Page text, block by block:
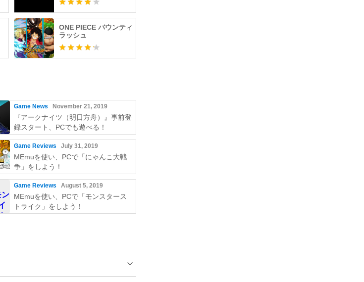
ONE PIECE バウンティ
ラッシュ
Game News November 21, 2019
『アークナイツ（明日方舟）』事前登
録スタート、PCでも遊べる！
Game Reviews July 31, 2019
MEmuを使い、PCで「にゃんこ大戦
争」をしよう！
Game Reviews August 5, 2019
MEmuを使い、PCで「モンスタース
トライク」をしよう！